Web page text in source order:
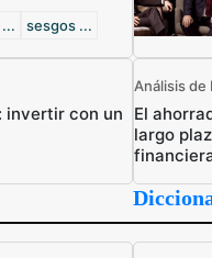
sesgos ...
invertir con un
Análisis de
El
largo